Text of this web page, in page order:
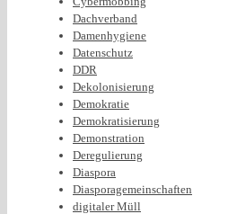
Dachverband
Damenhygiene
Datenschutz
DDR
Dekolonisierung
Demokratie
Demokratisierung
Demonstration
Deregulierung
Diaspora
Diasporagemeinschaften
digitaler Müll